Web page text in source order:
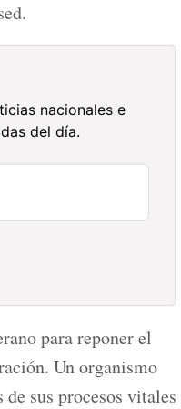
nacionales e
del día.
para reponer el
Un organismo
sus procesos vitales